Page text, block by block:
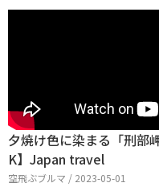
夕焼け色に染まる「刑部
K】Japan travel
空飛ぶブルマ / 2023-05-01